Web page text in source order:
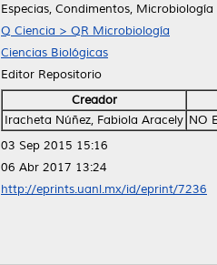
Especias, Condimentos,
Q Ciencia > QR Microbiología
Ciencias Biológicas
Editor Repositorio
Creador
Iracheta Núñez, Fabiola Aracely NO
03 Sep 2015 15:16
06 Abr 2017 13:24
http://eprints.uanl.mx/id/eprint/7236